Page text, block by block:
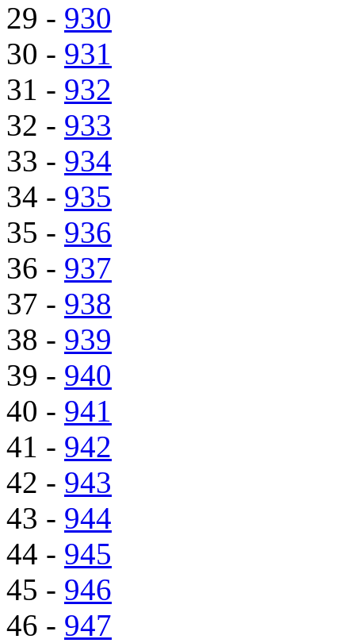
29 - 930
30 - 931
31 - 932
32 - 933
33 - 934
34 - 935
35 - 936
36 - 937
37 - 938
38 - 939
39 - 940
40 - 941
41 - 942
42 - 943
43 - 944
44 - 945
45 - 946
46 - 947